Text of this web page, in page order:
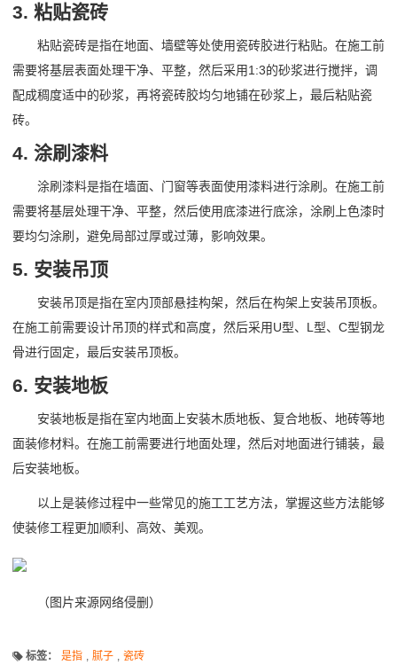
3. 粘贴瓷砖
粘贴瓷砖是指在地面、墙壁等处使用瓷砖胶进行粘贴。在施工前
需要将基层表面处理干净、平整，然后采用1:3的砂浆进行搅拌，调
配成稠度适中的砂浆，再将瓷砖胶均匀地铺在砂浆上，最后粘贴瓷
砖。
4. 涂刷漆料
涂刷漆料是指在墙面、门窗等表面使用漆料进行涂刷。在施工前
需要将基层处理干净、平整，然后使用底漆进行底涂，涂刷上色漆时
要均匀涂刷，避免局部过厚或过薄，影响效果。
5. 安装吊顶
安装吊顶是指在室内顶部悬挂构架，然后在构架上安装吊顶板。
在施工前需要设计吊顶的样式和高度，然后采用U型、L型、C型钢龙
骨进行固定，最后安装吊顶板。
6. 安装地板
安装地板是指在室内地面上安装木质地板、复合地板、地砖等地
面装修材料。在施工前需要进行地面处理，然后对地面进行铺装，最
后安装地板。
以上是装修过程中一些常见的施工工艺方法，掌握这些方法能够
使装修工程更加顺利、高效、美观。
（图片来源网络侵删）
标签： 是指 , 腻子 , 瓷砖